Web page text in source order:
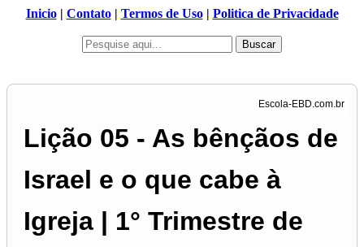
Inicio| Contato| Termos de Uso| Politica de Privacidade
Buscar
Lição 05 - As bênçãos de
Israel e o que cabe à
Igreja | 1° Trimestre de